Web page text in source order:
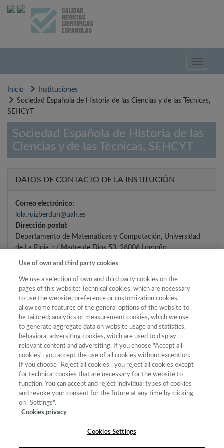
Pasar
Toggle
Inicio
Instituciones
Sociedad Española de Historia de las Ciencias y de las Técnicas,
SEHCYT
Sociedad Española de Historia de las
Ciencias y de las Técnicas, SEHCYT
DATOS DE CONTACTO DE LA INSTITUCIÓN
Correo electrónico:
lola.ruizberdun@uah.es
Dirección postal:
Departamento de Matemáticas y Computación, Universidad
de La Rioja, c/ Madre de Dios 53, 26006 Logroño
DATOS DE CONTACTO DEL DELEGADO DE
PROTECCIÓN DE DATOS
Dirección postal Delegado de Protección de Datos:
Departamento de Cirugía y Ciencias Médicas y
Sociales, Facultad de Medicina y Ciencias de la Salud.
Universidad de Alcalá, 28805 Alcalá de Henares
Correo electrónico:
lola.ruizberdun@uah.es
Use of own and third party cookies
We use a selection of own and third party cookies on the
pages of this website: Technical cookies, which are necessary
to use the website; preference or customization cookies,
allow some features of the general options of the website to
be tailored; analytics or measurement cookies, which we use
to generate aggregate data on website usage and statistics,
behavioral adversiting cookies, witch are used to display
relevant content and adversiting. If you choose "Accept all
cookies", you accept the use of all cookies without exception.
If you choose "Reject all cookies", you reject all cookies except
for technical cookies that are necessary for the website to
function. You can accept and reject individual types of cookies
and revoke your consent for the future at any time by clicking
on "Settings".
Cookies privacy
Cookies Settings